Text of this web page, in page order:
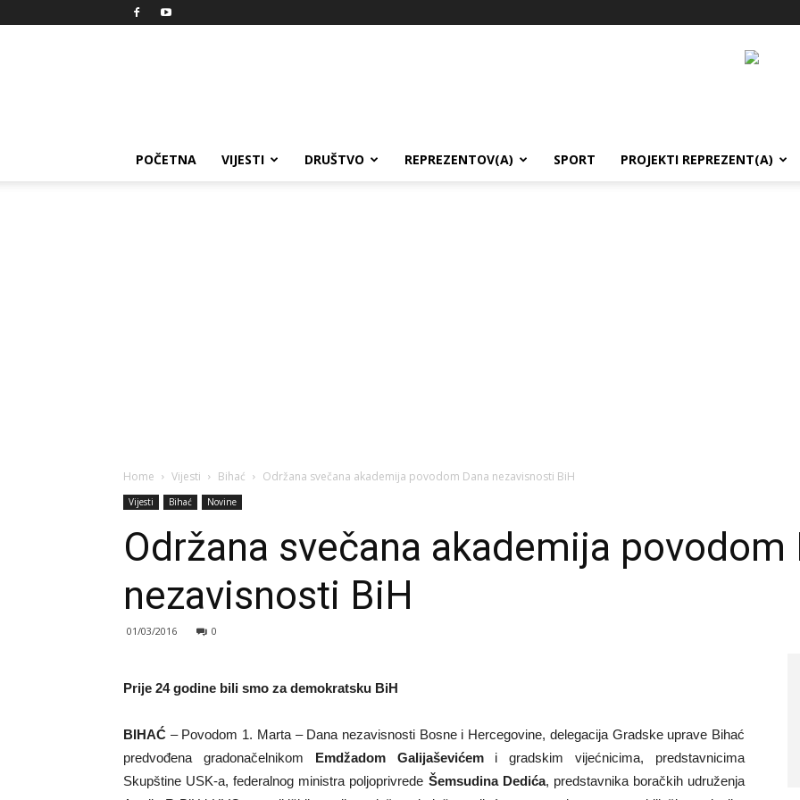
POČETNA VIJESTI DRUŠTVO REPREZENTOV(A) SPORT PROJEKTI REPREZENT(A)
Home Vijesti Bihać Održana svečana akademija povodom Dana nezavisnosti BiH
Vijesti Bihać Novine
Održana svečana akademija povodom
nezavisnosti BiH
01/03/2016 0
Prije 24 godine bili smo za demokratsku BiH
BIHAĆ – Povodom 1. Marta – Dana nezavisnosti Bosne i Hercegovine, delegacija Gradske uprave Bihać
predvođena gradonačelnikom Emdžadom Galijaševićemi gradskim vijećnicima, predstavnicima
Skupštine USK-a, federalnog ministra poljoprivrede Šemsudina Dedića, predstavnika boračkih udruženja